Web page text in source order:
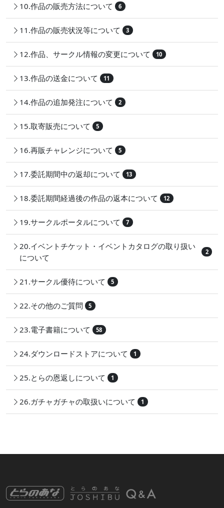
10.作品の販売方法について 6
11.作品の販売状況等について 3
12.作品、サークル情報の変更について 10
13.作品の送金について 11
14.作品の追加発注について 2
15.取寄販売について 5
16.再販チャレンジについて 5
17.委託期間中の返却について 13
18.委託期間経過後の作品の返本について 12
19.サークルポータルについて 7
20.イベントチケット・イベントカタログの取り扱い
について
2
21.サークル優待について 5
22.その他のご質問 5
23.電子書籍について 58
24.ダウンロードストアについて 1
25.とらの恩返しについて 1
26.ガチャガチャの取扱いについて 1